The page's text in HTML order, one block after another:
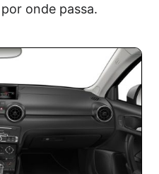
onde passa.